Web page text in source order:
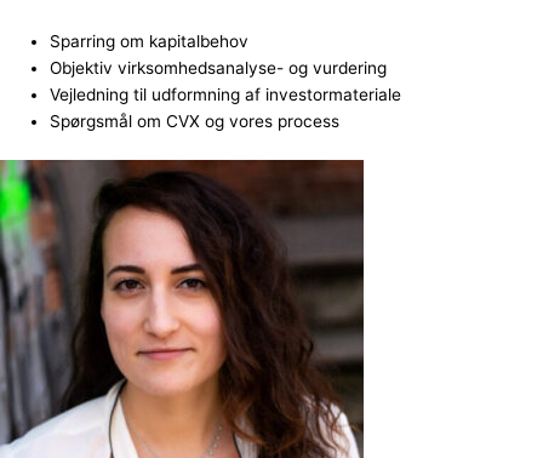
Sparring om kapitalbehov
Objektiv virksomhedsanalyse- og vurdering
Vejledning til udformning af investormateriale
Spørgsmål om CVX og vores process